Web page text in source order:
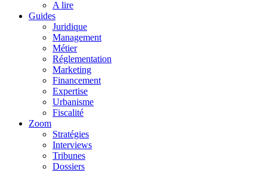
A lire
Guides
Juridique
Management
Métier
Réglementation
Marketing
Financement
Expertise
Urbanisme
Fiscalité
Zoom
Stratégies
Interviews
Tribunes
Dossiers